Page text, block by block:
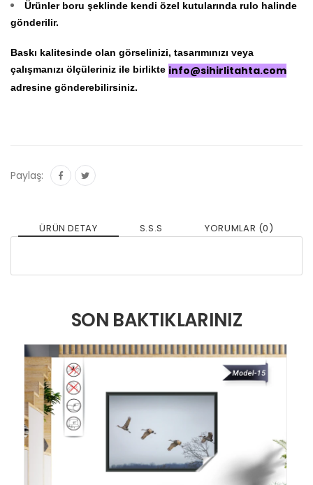
Ürünler boru şeklinde kendi özel kutularında rulo halinde
gönderilir.
Baskı kalitesinde olan görselinizi, tasarımınızı veya
çalışmanızı ölçüleriniz ile birlikte info@sihirlitahta.com
adresine gönderebilirsiniz.
Paylaş:
ÜRÜN DETAY S.S.S YORUMLAR (0)
SON BAKTIKLARINIZ